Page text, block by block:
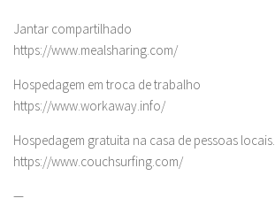
Jantar compartilhado
https://www.mealsharing.com/
Hospedagem em troca de trabalho
https://www.workaway.info/
Hospedagem gratuita na casa de pessoas locais.
https://www.couchsurfing.com/
—